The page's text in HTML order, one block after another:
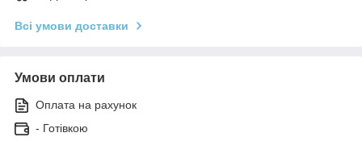
Всі умови доставки
Умови оплати
Оплата на рахунок
- Готівкою